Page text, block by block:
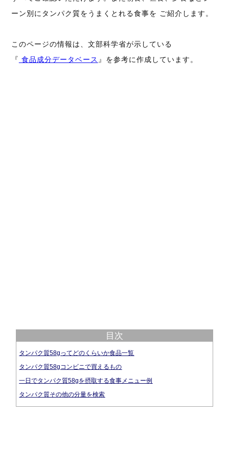
ーン別にタンパク質をうまくとれる食事を ご紹介します。
このページの情報は、文部科学省が示している
『 食品成分データベース 』を参考に作成しています。
目次
タンパク質58gってどのくらいか食品一覧
タンパク質58gコンビニで買えるもの
一日でタンパク質58gを摂取する食事メニュー例
タンパク質その他の分量を検索